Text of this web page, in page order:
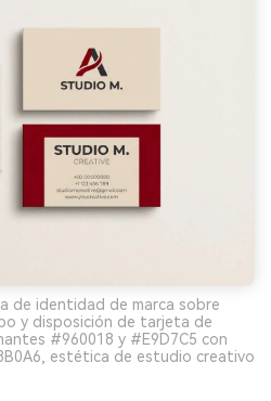
de identidad de marca sobre
y disposición de tarjeta de
#960018 y #E9D7C5 con
estética de estudio creativo